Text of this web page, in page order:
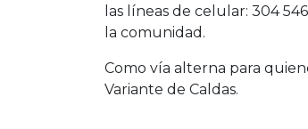
las líneas de celular: 304
la comunidad.
Como vía alterna para
Variante de Caldas.